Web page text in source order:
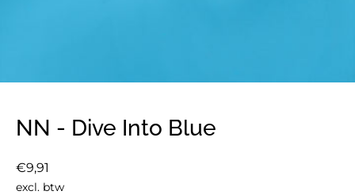
NN - Dive Into Blue
Normale
prijs
€9,91
excl. btw